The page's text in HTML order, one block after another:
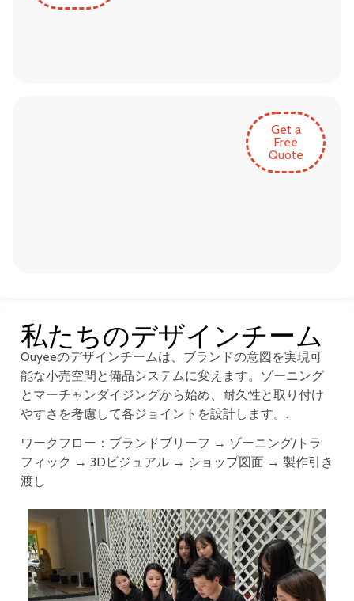
Get a
Free
Quote
私たちのデザインチーム
Ouyeeのデザインチームは、ブランドの意図を実現可
能な小売空間と備品システムに変えます。ゾーニング
とマーチャンダイジングから始め、耐久性と取り付け
やすさを考慮して各ジョイントを設計します。.
ワークフロー：ブランドブリーフ → ゾーニング/トラ
フィック → 3Dビジュアル → ショップ図面 → 製作引き
渡し